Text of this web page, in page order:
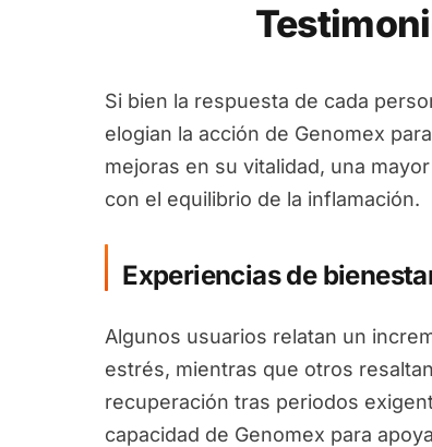
Si bien la respuesta de cada
elogian la acción de Genomex
mejoras en su vitalidad, una
con el equilibrio de la inflamación.
Experiencias de
Algunos usuarios relatan un
estrés, mientras que otros
recuperación tras periodos
capacidad de Genomex para